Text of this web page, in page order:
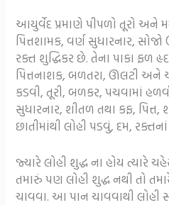
આયુર્વેદ પ્રમાણે પીપળો તૂરો અને
પિત્તશામક, વર્ણ સુધારનાર, સોજો
રક્ત શુદ્ધિકર છે. તેના પાકા ફળ
પિત્તનાશક, બળતરા, ઊલટી અને
કડવી, તૂરી, બળકર, પચવામાં
સુધારનાર, શીતળ તથા કફ, પિત્ત,
છાતીમાંથી લોહી પડવું, દમ,
જ્યારે લોહી શુદ્ધ ના હોય ત્યારે
તમારું પણ લોહી શુદ્ધ નથી તો
ચાવવા. આ પાન ચાવવાથી લોહી